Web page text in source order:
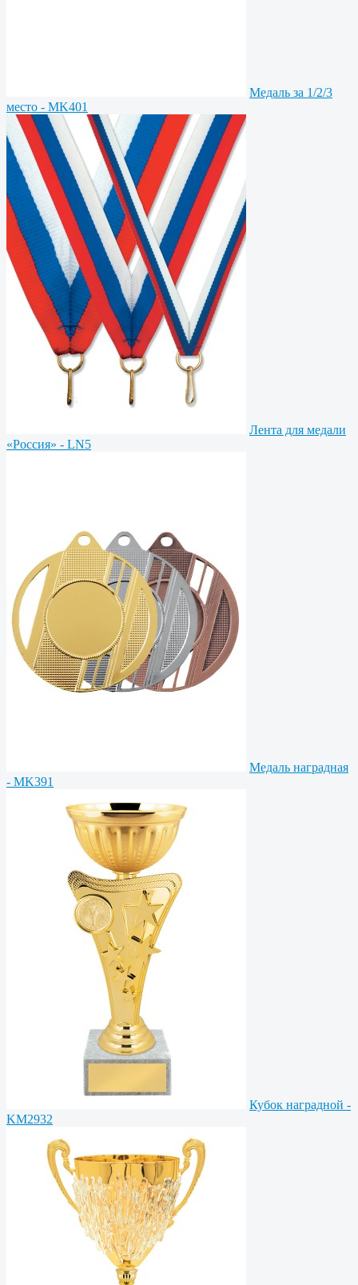
Медаль за 1/2/3
место - MK401
Лента для медали
«Россия» - LN5
Медаль наградная
- MK391
Кубок наградной -
KM2932